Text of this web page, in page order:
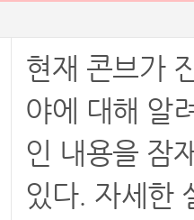
현재 콘브가
야에 대해 알
인 내용을 잠
있다. 자세한